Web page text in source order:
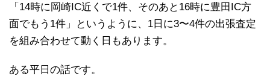
「14時に岡崎IC近くで1件、そのあと16時に豊田IC方
面でもう1件」というように、1日に3〜4件の出張査定
を組み合わせて動く日もあります。
ある平日の話です。